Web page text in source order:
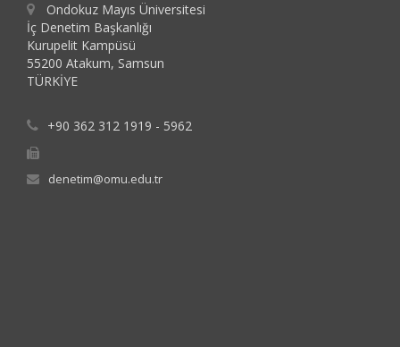
Ondokuz Mayıs Üniversitesi
İç Denetim Başkanlığı
Kurupelit Kampüsü
55200 Atakum, Samsun
TÜRKİYE
+90 362 312 1919 - 5962
denetim@omu.edu.tr